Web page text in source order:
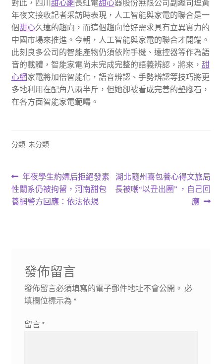
對此，四川 甜心網長虹電甜心器股份無限公司副總司理黃
年夜文接收記者采訪時表現，人工智能與家電的聯合是一
個甜心久遠的趨向，而這個趨向恰好需求具有立異實力的
中國市場來推進。今朝，人工智能與家電的聯合才開端。
此刻良多公司的智能產物仍須依附手機、遠控器等作為語
音的載體，智能家電尚未完成完整的語義辨認，將來， 甜
心網家電將加倍智能化，語音辨認、手勢辨認等技巧將更
多地利用在配角八兩半斤，但她卻被看成完善的墊腳石，
在各方面智能家電範疇。
分類: 未分類
文
章
上
一
篇
年夜學生約嫖后拒絕發素
性關系仍被拘留，河南甜包
養網警方回應：依法依規
下
一
湖北隨州喜包養心得文旅局
長被嘲“以丑出圈” ，自己回
應
發佈留言
發佈留言必須填寫的電子郵件地址不會公開。 必
填欄位標示為 *
留言 *